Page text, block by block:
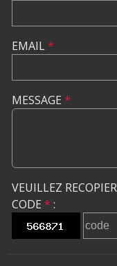
EMAIL*
MESSAGE *
VEUILLEZ
CODE * :